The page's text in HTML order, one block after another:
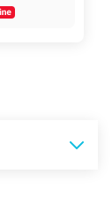
intereses